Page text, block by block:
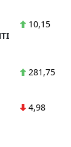
10,15
281,75
4,98